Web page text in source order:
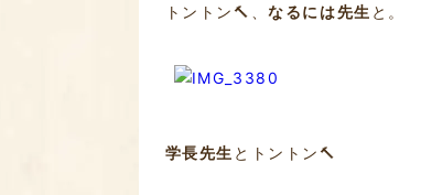
トントン🔨、なるには先生 と。
学長先生 とトントン🔨